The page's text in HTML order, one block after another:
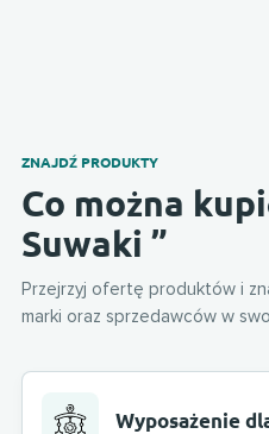
ZNAJDŹ PRODUKTY
Co można
Suwaki ”
Przejrzyj ofertę produktów i
marki oraz sprzedawców w
Wyposażenie